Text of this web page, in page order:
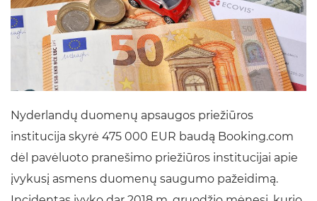
Nyderlandų duomenų apsaugos priežiūros
institucija skyrė 475 000 EUR baudą Booking.com
dėl pavėluoto pranešimo priežiūros institucijai apie
įvykusį asmens duomenų saugumo pažeidimą.